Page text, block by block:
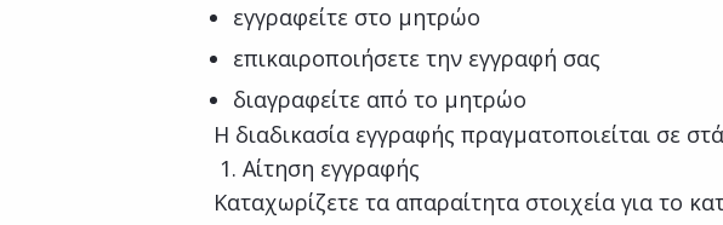
εγγραφείτε στο μητρώο
επικαιροποιήσετε την εγγραφή σας
διαγραφείτε από το μητρώο
Η διαδικασία εγγραφής πραγματοποιείται σε
Αίτηση εγγραφής
Καταχωρίζετε τα απαραίτητα στοιχεία για το